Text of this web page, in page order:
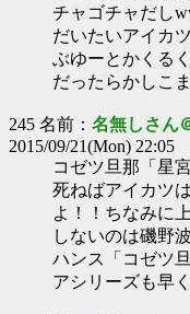
チャゴチャだし
だいたいアイカ
ぶゆーとかくる
だったらかしこ
245 名前： 名無しさん
2015/09/21(Mon) 22:05
コゼツ旦那「星
死ねばアイカツ
よ！！ちなみに
しないのは磯野
ハンス「コゼツ
アシリーズも早